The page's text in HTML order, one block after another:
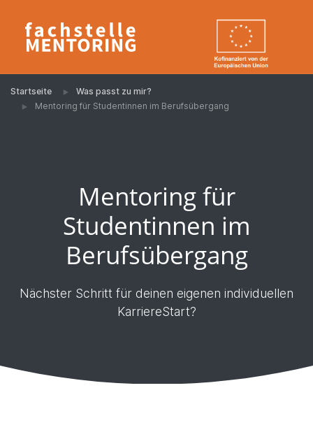
Startseite
Was passt zu mir?
Mentoring für Studentinnen im Berufsübergang
Mentoring für
Studentinnen im
Berufsübergang
Nächster Schritt für deinen eigenen individuellen
KarriereStart?